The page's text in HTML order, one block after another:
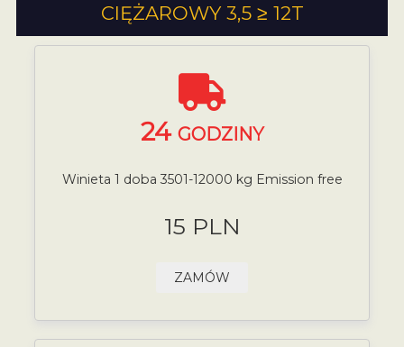
CIĘŻAROWY 3,5 ≥ 12T
24 GODZINY
Winieta 1 doba 3501-12000 kg Emission free
15 PLN
ZAMÓW